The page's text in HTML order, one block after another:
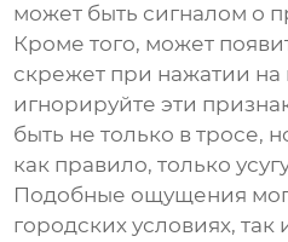
может быть сигналом о
Кроме того, может
скрежет при нажатии на
игнорируйте эти
быть не только в тросе,
как правило, только
Подобные ощущения
городских условиях, так